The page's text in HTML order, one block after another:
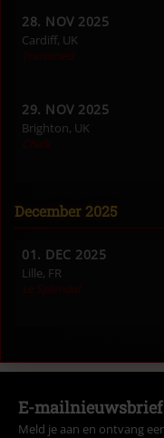
28. NOV 2025
Cardiff, UK
Tramshed
29. NOV 2025
Brighton, UK
Chalk
December 2025
01. DEC 2025
Lille, FR
Le Splendid
E-mailnieuwsbrief
Meld je aan en ontvang